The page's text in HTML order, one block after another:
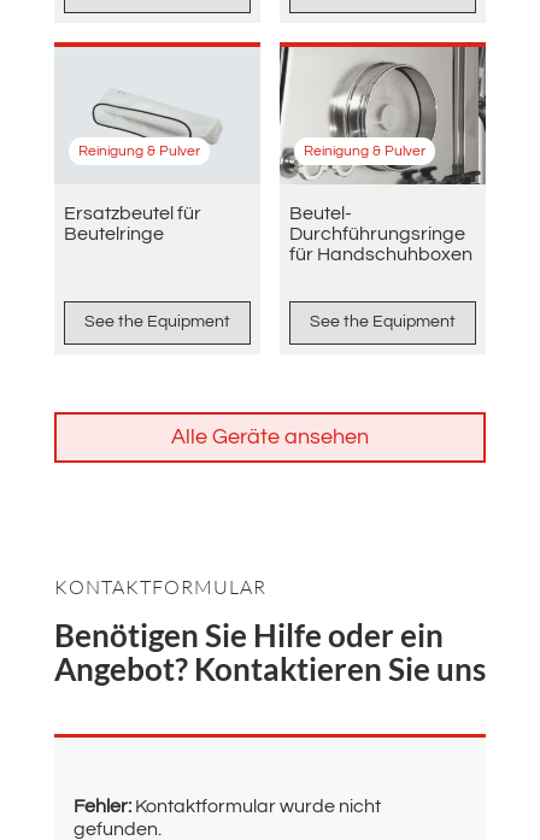
Reinigung & Pulver
Ersatzbeutel für
Beutelringe
See the Equipment
Reinigung & Pulver
Beutel-
Durchführungsringe
für Handschuhboxen
See the Equipment
Alle Geräte ansehen
KONTAKTFORMULAR
Benötigen Sie Hilfe oder ein
Angebot? Kontaktieren Sie uns
Fehler:Kontaktformular wurde nicht
gefunden.